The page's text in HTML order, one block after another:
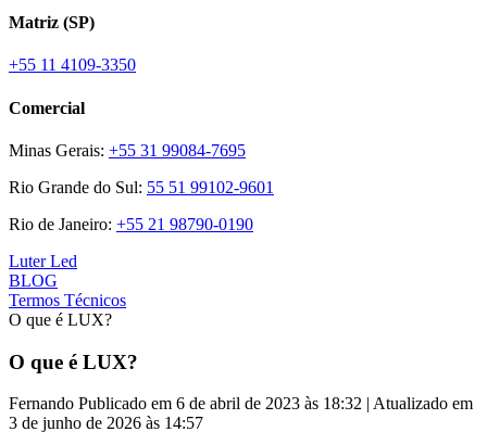
Matriz (SP)
+55 11 4109-3350
Comercial
Minas Gerais: +55 31 99084-7695
Rio Grande do Sul: 55 51 99102-9601
Rio de Janeiro: +55 21 98790-0190
Luter Led
BLOG
Termos Técnicos
O que é LUX?
O que é LUX?
Fernando Publicado em 6 de abril de 2023 às 18:32 | Atualizado em
3 de junho de 2026 às 14:57